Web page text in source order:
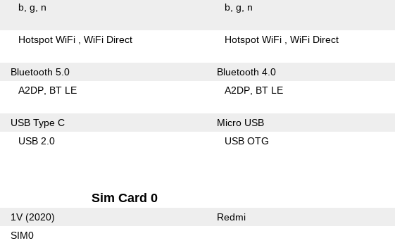
b g n b g n
Hotspot WiFi WiFi Direct Hotspot WiFi WiFi Direct
Bluetooth 5.0 Bluetooth 4.0
A2DP BT LE A2DP BT LE
USB Type C Micro USB
USB 2.0 USB OTG
Sim Card 0
1V (2020) Redmi
SIM0